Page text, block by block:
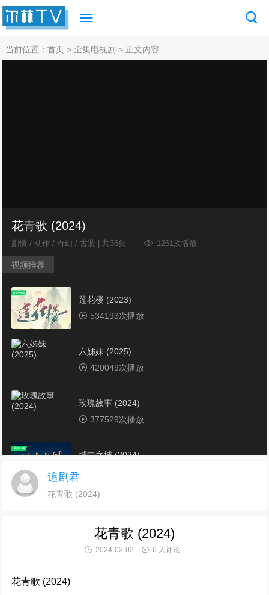
当前位置：首页 >全集电视剧 > 正文内容
花青歌 (2024)
剧情 / 动作 / 奇幻 / 古装 | 共36集 1261次播放
视频推荐
莲花楼 (2023)
534193次播放
六姊妹 (2025)
420049次播放
玫瑰故事 (2024)
377529次播放
城中之城 (2024)
追剧君
花青歌 (2024)
花青歌 (2024)
2024-02-02 0 人评论
花青歌 (2024)